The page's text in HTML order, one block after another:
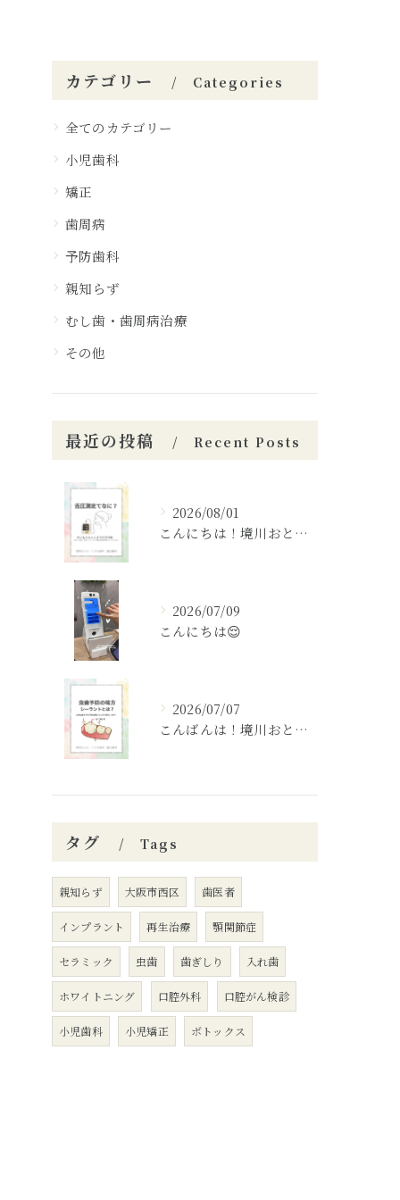
カテゴリー Categories
全てのカテゴリー
小児歯科
矯正
歯周病
予防歯科
親知らず
むし歯・歯周病治療
その他
最近の投稿 Recent Posts
2026/08/01
こんにちは！境川おとなこども歯科矯正歯科です！✨
2026/07/09
こんにちは😌
2026/07/07
こんばんは！境川おとなこども歯科矯正歯科です🦷✨
タグ Tags
親知らず 大阪市西区 歯医者
インプラント 再生治療 顎関節症
セラミック 虫歯 歯ぎしり 入れ歯
ホワイトニング 口腔外科 口腔がん検診
小児歯科 小児矯正 ボトックス